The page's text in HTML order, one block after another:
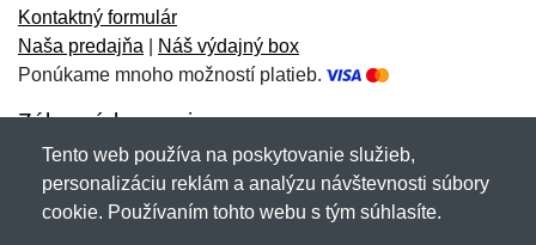
Kontaktný formulár
Naša predajňa
Náš výdajný box
Ponúkame mnoho možností platieb.
Zákaznícky servis
Novinky emailom
Tento web používa na poskytovanie služieb,
personalizáciu reklám a analýzu návštevnosti súbory
cookie. Používaním tohto webu s tým súhlasíte.